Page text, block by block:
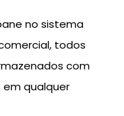
no sistema
todos
com
qualquer